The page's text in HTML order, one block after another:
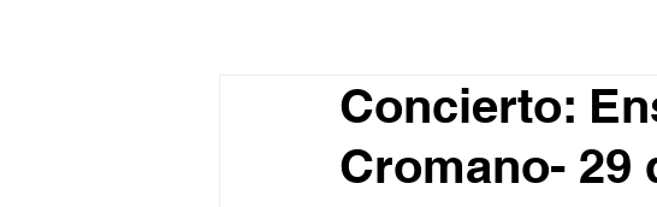
Concierto:
Cromano- 29